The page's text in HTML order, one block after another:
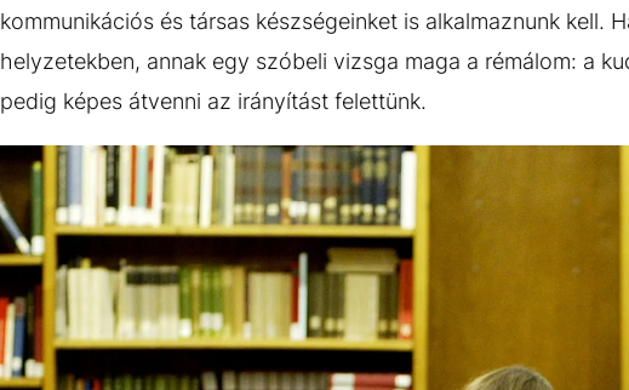
kommunikációs és társas készségeinket is alkalmaznunk kell.
helyzetekben, annak egy szóbeli vizsga maga a rémálom: a
pedig képes átvenni az irányítást felettünk.